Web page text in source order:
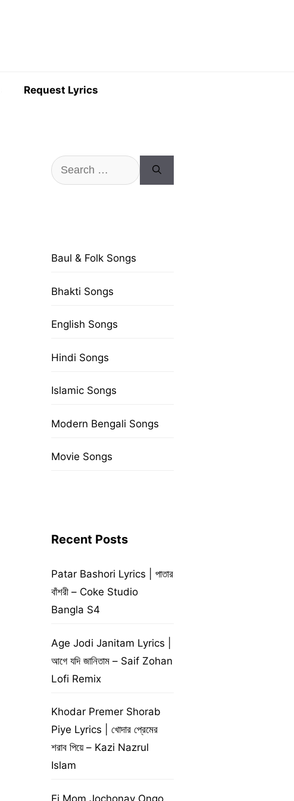
Request Lyrics
Search
for:
Baul & Folk Songs
Bhakti Songs
English Songs
Hindi Songs
Islamic Songs
Modern Bengali Songs
Movie Songs
Recent Posts
Patar Bashori Lyrics | পাতার
বাঁশরী – Coke Studio
Bangla S4
Age Jodi Janitam Lyrics |
আগে যদি জানিতাম – Saif Zohan
Lofi Remix
Khodar Premer Shorab
Piye Lyrics | খোদার প্রেমের
শরাব পিয়ে – Kazi Nazrul
Islam
Ei Mom Jochonay Ongo